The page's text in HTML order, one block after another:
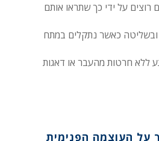
רוצים על ידי כך שתראו אותם
כאשר נתקלים במתח
ללא חרטות מהעבר או דאגות
על העוצמה הפנימית